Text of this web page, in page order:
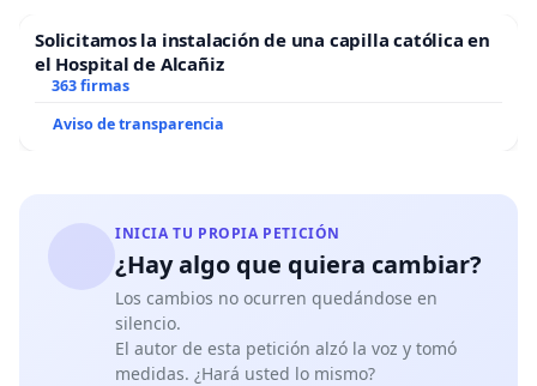
Solicitamos la instalación de una capilla católica en
el Hospital de Alcañiz
363 firmas
Aviso de transparencia
INICIA TU PROPIA PETICIÓN
¿Hay algo que quiera cambiar?
Los cambios no ocurren quedándose en
silencio.
El autor de esta petición alzó la voz y tomó
medidas. ¿Hará usted lo mismo?